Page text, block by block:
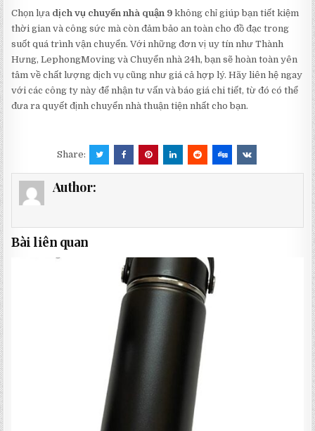
Chọn lựa dịch vụ chuyển nhà quận 9 không chỉ giúp bạn tiết kiệm
thời gian và công sức mà còn đảm bảo an toàn cho đồ đạc trong
suốt quá trình vận chuyển. Với những đơn vị uy tín như Thành
Hưng, LephongMoving và Chuyển nhà 24h, bạn sẽ hoàn toàn yên
tâm về chất lượng dịch vụ cũng như giá cả hợp lý. Hãy liên hệ ngay
với các công ty này để nhận tư vấn và báo giá chi tiết, từ đó có thể
đưa ra quyết định chuyển nhà thuận tiện nhất cho bạn.
Share:
Author:
Bài liên quan